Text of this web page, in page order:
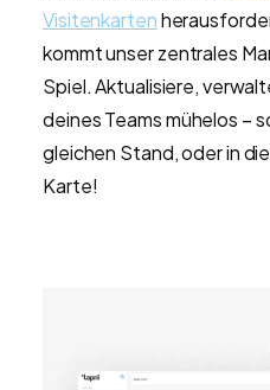
Visitenkarten
kommt unser zentrales
Spiel. Aktualisiere,
deines Teams mühelos –
gleichen Stand, oder in
Karte!